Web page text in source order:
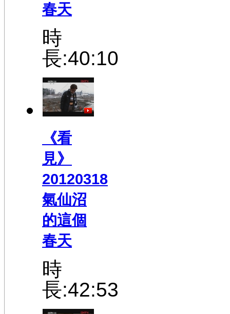
春天
時
長:40:10
《看
見》
20120318
氣仙沼
的這個
春天
時
長:42:53